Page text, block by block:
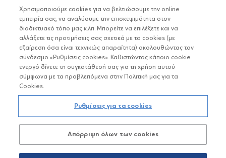
Δείτε τις πολιτικές μας
Βασικές Γνώσεις
Τα νέα μας
Χρήσιμοι σύνδεσμοι
H Eurobank Asset Management ΑΕΔΑΚ
Επενδυτική φιλοσοφία ESG
Πιστοποιημένα στελέχη και συνεργάτες
Αποστολή Βιογραφικών
ΟΙ ΟΣΕΚΑ ΔΕΝ ΕΧΟΥΝ ΕΓΓΥΗΜΕΝΗ ΑΠΟΔΟΣΗ ΚΑΙ ΟΙ
ΠΡΟΗΓΟΥΜΕΝΕΣ ΑΠΟΔΟΣΕΙΣ ΔΕΝ ΔΙΑΣΦΑΛΙΖΟΥΝ ΤΙΣ
ΜΕΛΛΟΝΤΙΚΕΣ
Copyright © Eurobank ΑΕΔΑΚ
Προστασία Προσωπικών Δεδομένων
Όροι χρήσης
Χρησιμοποιούμε cookies για να βελτιώσουμε την online
εμπειρία σας, να αναλύουμε την επισκεψιμότητα στον
διαδικτυακό τόπο μας κ.λπ. Μπορείτε να επιλέξετε και να
αλλάξετε τις προτιμήσεις σας σχετικά με τα cookies (με
εξαίρεση όσα είναι τεχνικώς απαραίτητα) ακολουθώντας τον
σύνδεσμο «Ρυθμίσεις cookies». Καθιστώντας κάποιο cookie
ενεργό δίνετε τη συγκατάθεσή σας για τη χρήση αυτού
σύμφωνα με τα προβλεπόμενα στην Πολιτική μας για τα
Cookies.
Ρυθμίσεις για τα cookies
Απόρριψη όλων των cookies